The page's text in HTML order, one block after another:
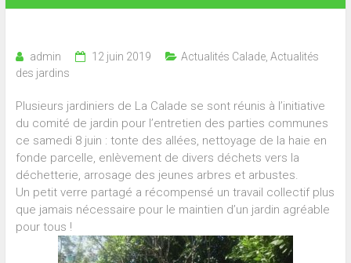
admin 12 juin 2019 Actualités Calade, Actualités
des jardins
Plusieurs jardiniers de La Calade se sont réunis à l’initiative
du comité de jardin pour l’entretien des parties communes
ce samedi 8 juin : tonte des allées, nettoyage de la haie en
fonde parcelle, enlèvement de divers déchets vers la
déchetterie, arrosage des jeunes arbres et arbustes.
Un petit verre partagé a récompensé un travail collectif plus
que jamais nécessaire pour le maintien d’un jardin agréable
pour tous !